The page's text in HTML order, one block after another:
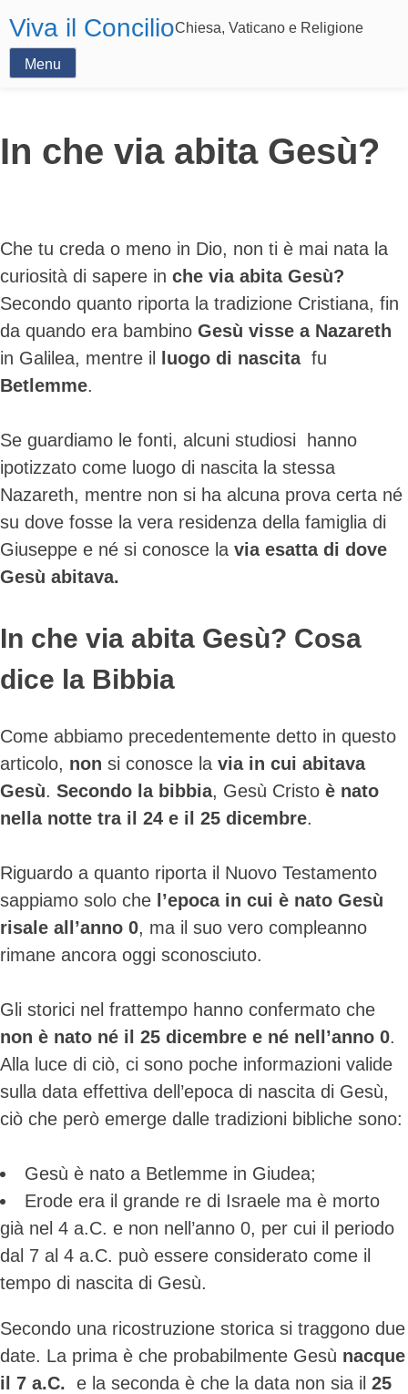
Viva il ConcilioChiesa, Vaticano e Religione
Menu
In che via abita Gesù?
Che tu creda o meno in Dio, non ti è mai nata la
curiosità di sapere in che via abita Gesù?
Secondo quanto riporta la tradizione Cristiana, fin
da quando era bambino Gesù visse a Nazareth
in Galilea, mentre il
luogo di nascita fu
Betlemme.
Se guardiamo le fonti, alcuni studiosi hanno
ipotizzato come luogo di nascita la stessa
Nazareth, mentre non si ha alcuna prova certa né
su dove fosse la vera residenza della famiglia di
Giuseppe e né si conosce la via esatta di dove
Gesù abitava.
In che via abita Gesù? Cosa
dice la Bibbia
Come abbiamo precedentemente detto in questo
articolo, non si conosce la via in cui abitava
Gesù. Secondo la bibbia, Gesù Cristo è nato
nella notte tra il 24 e il 25 dicembre.
Riguardo a quanto riporta il Nuovo Testamento
sappiamo solo che l’epoca in cui è nato Gesù
risale all’anno 0, ma il suo vero compleanno
rimane ancora oggi sconosciuto.
Gli storici nel frattempo hanno confermato che
non è nato né il 25 dicembre e né nell’anno 0.
Alla luce di ciò, ci sono poche informazioni valide
sulla data effettiva dell’epoca di nascita di Gesù,
ciò che però emerge dalle tradizioni bibliche sono:
Gesù è nato a Betlemme in Giudea;
Erode era il grande re di Israele ma è morto
già nel 4 a.C. e non nell’anno 0, per cui il periodo
dal 7 al 4 a.C. può essere considerato come il
tempo di nascita di Gesù.
Secondo una ricostruzione storica si traggono due
date. La prima è che probabilmente Gesù nacque
il 7 a.C. e la seconda è che la data non sia il 25